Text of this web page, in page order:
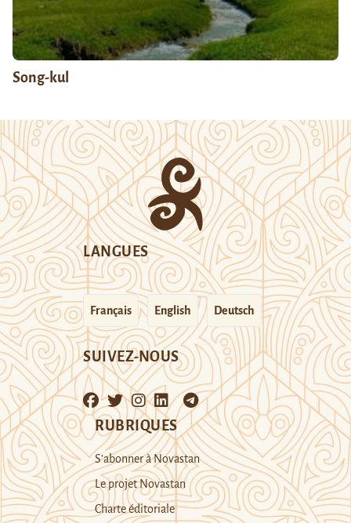
Song-kul
LANGUES
Français English Deutsch
SUIVEZ-NOUS
RUBRIQUES
S’abonner à Novastan
Le projet Novastan
Charte éditoriale